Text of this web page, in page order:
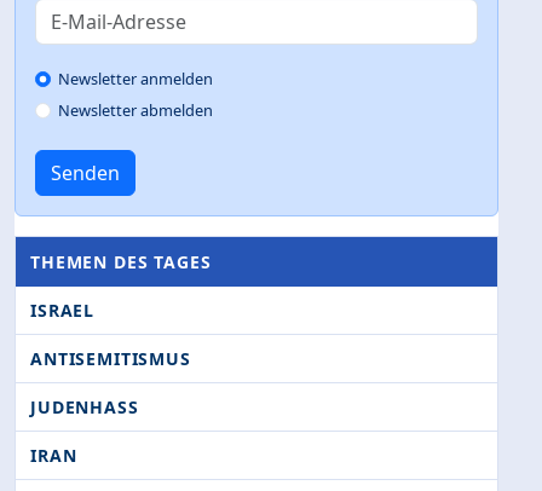
Newsletter anmelden
Newsletter abmelden
Senden
THEMEN DES TAGES
ISRAEL
ANTISEMITISMUS
JUDENHASS
IRAN